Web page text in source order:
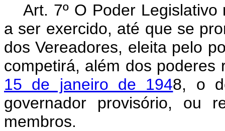
Art. 7º O Poder
a ser exercido, até que se
dos Vereadores, eleita pelo
competirá, além dos
15 de janeiro de 1948, o
governador provisório, ou
membros.